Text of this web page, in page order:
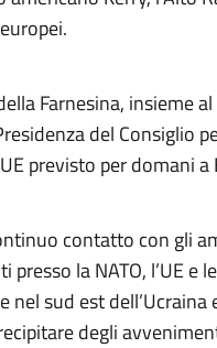
Farnesina, insieme
del Consiglio
previsto per domani a
contatto con gli
la NATO, l’UE
nel sud est
degli